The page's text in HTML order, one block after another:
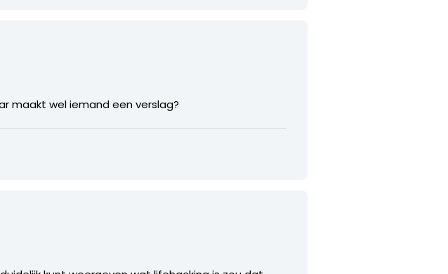
maakt wel iemand een verslag?